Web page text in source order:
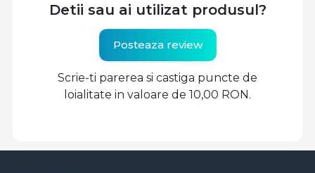
Detii sau ai utilizat produsul?
Posteaza review
Scrie-ti parerea si castiga puncte de
loialitate in valoare de 10,00 RON.